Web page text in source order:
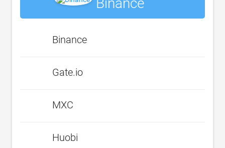
Binance
Gate.io
MXC
Huobi